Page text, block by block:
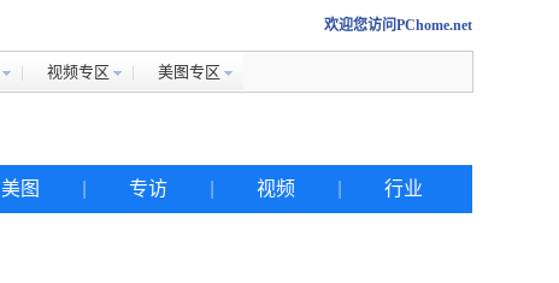
欢迎您访问PChome.net
视频专区 美图专区
美图 专访 视频 行业